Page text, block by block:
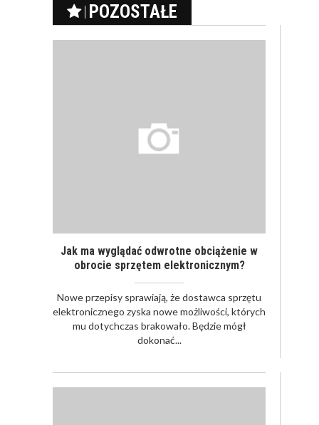
POZOSTAŁE
Jak ma wyglądać odwrotne obciążenie w
obrocie sprzętem elektronicznym?
Nowe przepisy sprawiają, że dostawca sprzętu
elektronicznego zyska nowe możliwości, których
mu dotychczas brakowało. Będzie mógł
dokonać...